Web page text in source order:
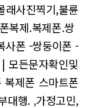
래사진찍기,불륜
복제.복제폰.쌍
사폰 -쌍둥이폰 -
모든문자확인및
제폰 스마트폰
대행. ,가정고민,